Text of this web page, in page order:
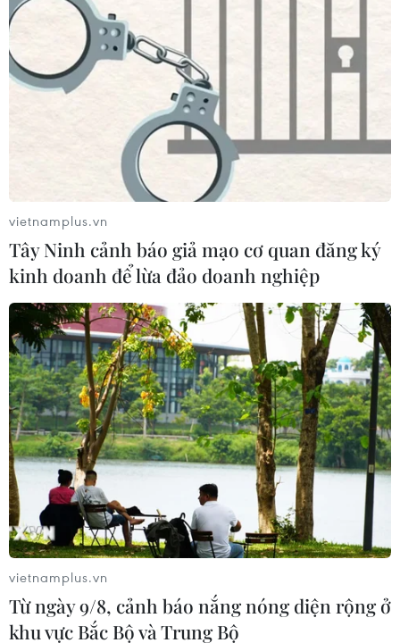
vietnamplus.vn
Tây Ninh cảnh báo giả mạo cơ quan đăng ký
kinh doanh để lừa đảo doanh nghiệp
vietnamplus.vn
Từ ngày 9/8, cảnh báo nắng nóng diện rộng ở
khu vực Bắc Bộ và Trung Bộ